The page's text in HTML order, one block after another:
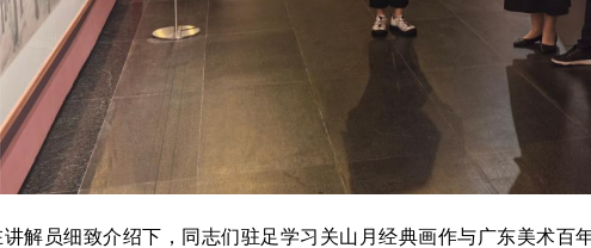
员细致介绍下，同志们驻足学习关山月经典画作与广东美术百